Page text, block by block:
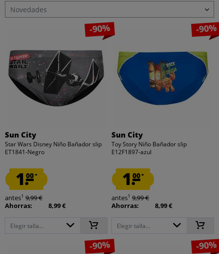
-90%
Sun City
Star Wars Disney Niño Bañador slip
ET1841-Negro
1.00*
antes1 9,99 €
Ahorras:
8,99 €
Elegir talla...
-90%
Sun City
Toy Story Niño Bañador slip
E12F1897-azul
1.00*
antes1 9,99 €
Ahorras:
8,99 €
Elegir talla...
-90% -90%